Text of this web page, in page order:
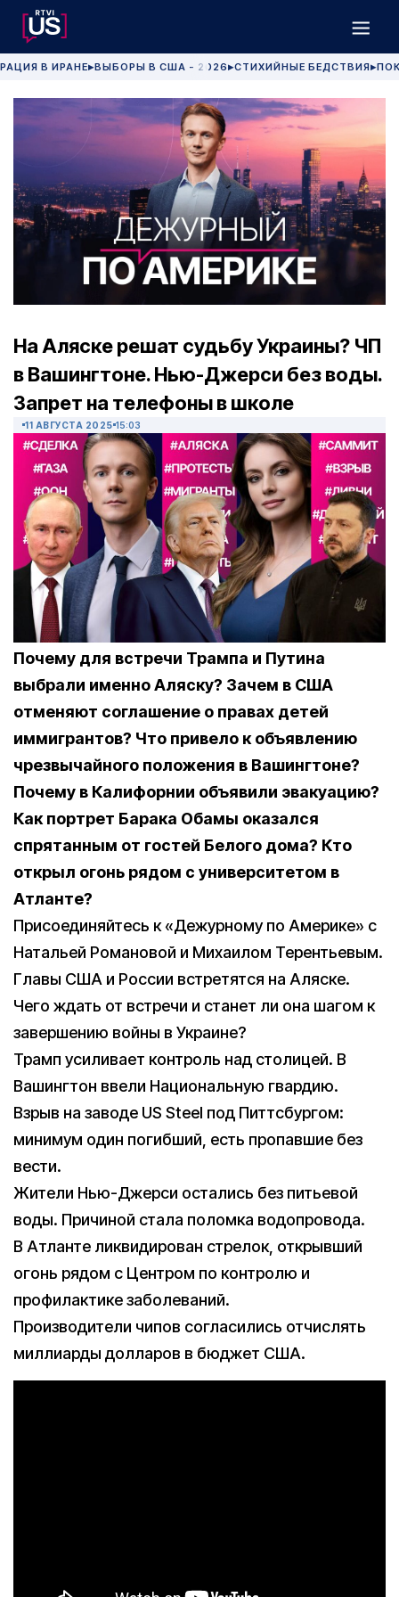
В ИРАНЕ▶ВЫБОРЫ В США - 2026 ▶СТИХИЙНЫЕ БЕДСТВИЯ▶
На Аляске решат судьбу Украины? ЧП
в Вашингтоне. Нью-Джерси без воды.
Запрет на телефоны в школе
11 АВГУСТА 2025 15:03
Почему для встречи Трампа и Путина
выбрали именно Аляску? Зачем в США
отменяют соглашение о правах детей
иммигрантов? Что привело к объявлению
чрезвычайного положения в Вашингтоне?
Почему в Калифорнии объявили эвакуацию?
Как портрет Барака Обамы оказался
спрятанным от гостей Белого дома? Кто
открыл огонь рядом с университетом в
Атланте?
Присоединяйтесь к «Дежурному по Америке» с
Натальей Романовой и Михаилом Терентьевым.
Главы США и России встретятся на Аляске.
Чего ждать от встречи и станет ли она шагом к
завершению войны в Украине?
Трамп усиливает контроль над столицей. В
Вашингтон ввели Национальную гвардию.
Взрыв на заводе US Steel под Питтсбургом:
минимум один погибший, есть пропавшие без
вести.
Жители Нью-Джерси остались без питьевой
воды. Причиной стала поломка водопровода.
В Атланте ликвидирован стрелок, открывший
огонь рядом с Центром по контролю и
профилактике заболеваний.
Производители чипов согласились отчислять
миллиарды долларов в бюджет США.